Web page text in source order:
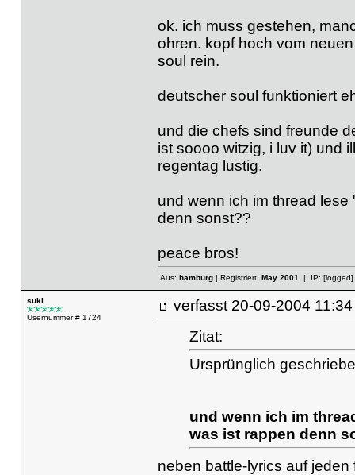
ok. ich muss gestehen,
ohren. kopf hoch vom
soul rein.
deutscher soul funktioniert
und die chefs sind freunde
ist soooo witzig, i luv it) und
regentag lustig.
und wenn ich im thread
denn sonst??
peace bros!
Aus: hamburg| Registriert: May 2001| IP: [logged]
suki
Usernummer # 1724
verfasst 20-09-2004
Zitat:
Ursprünglich
und wenn ich im
was ist rappen denn
neben battle-lyrics auf jeden